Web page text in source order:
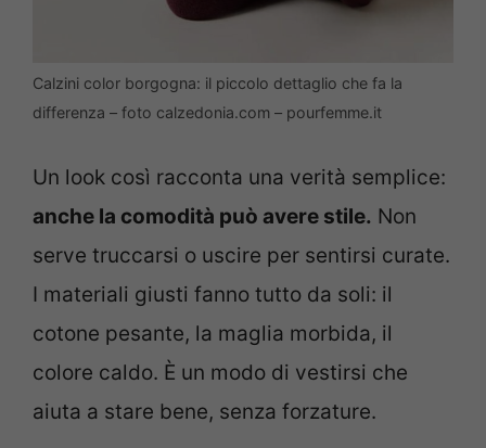
Calzini color borgogna: il piccolo dettaglio che fa la
differenza – foto calzedonia.com – pourfemme.it
Un look così racconta una verità semplice:
anche la comodità può avere stile. Non
serve truccarsi o uscire per sentirsi curate.
I materiali giusti fanno tutto da soli: il
cotone pesante, la maglia morbida, il
colore caldo. È un modo di vestirsi che
aiuta a stare bene, senza forzature.